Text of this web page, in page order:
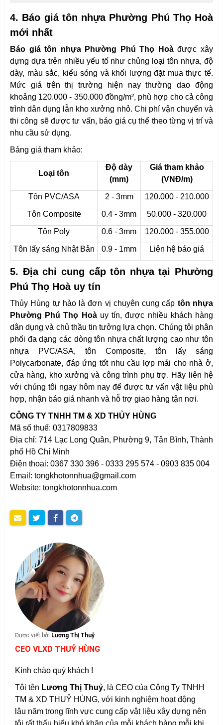
4. Báo giá tôn nhựa Phường Phú Thọ Hoà
mới nhất
Báo giá tôn nhựa Phường Phú Thọ Hoàđược xây
dựng dựa trên nhiều yếu tố như chủng loại tôn nhựa, độ
dày, màu sắc, kiểu sóng và khối lượng đặt mua thực tế.
Mức giá trên thị trường hiện nay thường dao động
khoảng 120.000 - 350.000 đồng/m², phù hợp cho cả công
trình dân dụng lẫn kho xưởng nhỏ. Chi phí vận chuyển và
thi công sẽ được tư vấn, báo giá cụ thể theo từng vị trí và
nhu cầu sử dụng.
Bảng giá tham khảo:
Loại tôn
Độ dày
(mm)
Giá tham khảo
(VNĐ/m)
Tôn PVC/ASA 2 - 3mm 120.000 - 210.000
Tôn Composite 0.4 - 3mm 50.000 - 320.000
Tôn Poly 0.6 - 3mm 120.000 - 355.000
Tôn lấy sáng Nhật Bản 0.9 - 1mm Liên hệ báo giá
5. Địa chỉ cung cấp tôn nhựa tại Phường
Phú Thọ Hoà uy tín
Thủy Hùng tự hào là đơn vị chuyên cung cấp tôn nhựa
Phường Phú Thọ Hoàuy tín, được nhiều khách hàng
dân dụng và chủ thầu tin tưởng lựa chọn. Chúng tôi phân
phối đa dạng các dòng tôn nhựa chất lượng cao như tôn
nhựa PVC/ASA, tôn Composite, tôn lấy sáng
Polycarbonate, đáp ứng tốt nhu cầu lợp mái cho nhà ở,
cửa hàng, kho xưởng và công trình phụ trợ. Hãy liên hệ
với chúng tôi ngay hôm nay để được tư vấn vật liệu phù
hợp, nhận báo giá nhanh và hỗ trợ giao hàng tận nơi.
CÔNG TY TNHH TM & XD THỦY HÙNG
Mã số thuế: 0317809833
Địa chỉ: 714 Lạc Long Quân, Phường 9, Tân Bình, Thành
phố Hồ Chí Minh
Điện thoại: 0367 330 396 - 0333 295 574 - 0903 835 004
Email: tongkhotonnhua@gmail.com
Website: tongkhotonnhua.com
Được viết bởi:Lương Thị Thuỷ
CEO VLXD THUỶ HÙNG
Kính chào quý khách !
Tôi tên Lương Thị Thuỷ, là CEO của Công Ty TNHH
TM & XD THUỶ HÙNG, với kinh nghiệm hoạt động
lâu năm trong lĩnh vực cung cấp vật liệu xây dựng nên
tôi rất thấu hiểu khó khăn của mỗi khách hàng mỗi khi